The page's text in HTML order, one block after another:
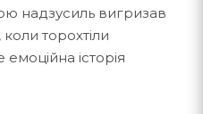
надзусиль вигризав
торохтіли
історія